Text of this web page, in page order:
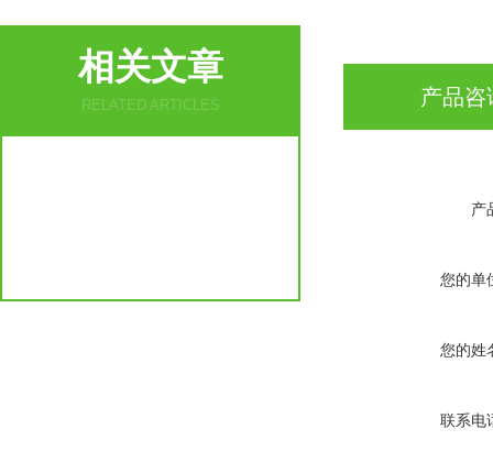
产品咨
产
您的单
您的姓
联系电
相关文章
RELATED ARTICLES